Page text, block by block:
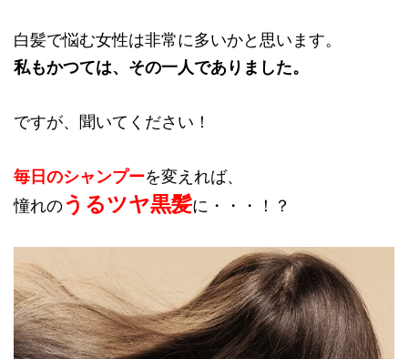
白髪で悩む女性は非常に多いかと思います。
私もかつては、その一人でありました。
ですが、聞いてください！
毎日のシャンプーを変えれば、
憧れのうるツヤ黒髪に・・・！？